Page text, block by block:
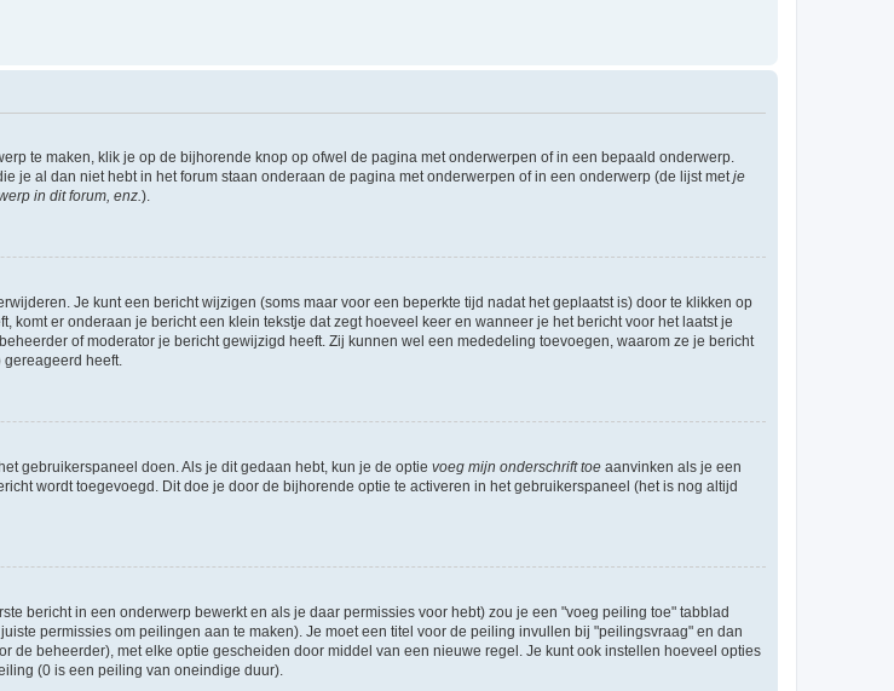
te maken, klik je op de bijhorende knop op ofwel de pagina met onderwerpen of in een bepaald onderwerp.
je al dan niet hebt in het forum staan onderaan de pagina met onderwerpen of in een onderwerp (de lijst metje
in dit forum, enz.).
Je kunt een bericht wijzigen (soms maar voor een beperkte tijd nadat het geplaatst is) door te klikken op
komt er onderaan je bericht een klein tekstje dat zegt hoeveel keer en wanneer je het bericht voor het laatst je
of moderator je bericht gewijzigd heeft. Zij kunnen wel een mededeling toevoegen, waarom ze je bericht
heeft.
gebruikerspaneel doen. Als je dit gedaan hebt, kun je de optie voeg mijn onderschrift toe aanvinken als je een
wordt toegevoegd. Dit doe je door de bijhorende optie te activeren in het gebruikerspaneel (het is nog altijd
bericht in een onderwerp bewerkt en als je daar permissies voor hebt) zou je een "voeg peiling toe" tabblad
permissies om peilingen aan te maken). Je moet een titel voor de peiling invullen bij "peilingsvraag" en dan
beheerder), met elke optie gescheiden door middel van een nieuwe regel. Je kunt ook instellen hoeveel opties
(0 is een peiling van oneindige duur).